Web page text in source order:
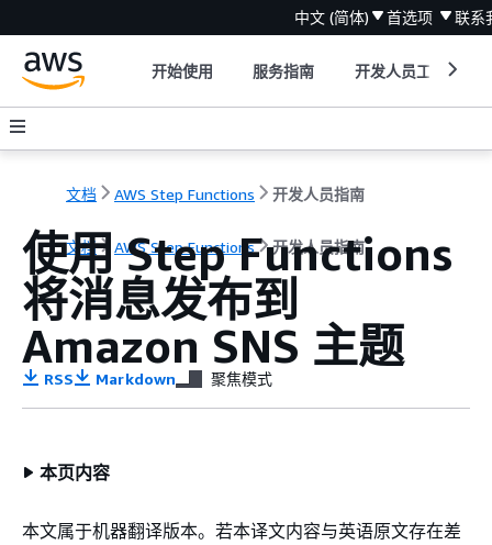
中文 (简体) 首选项 联系
开始使用 服务指南 开发人员工具
文档 AWS Step Functions 开发人员指南
文档 AWS Step Functions 开发人员指南
使用 Step Functions
将消息发布到
Amazon SNS 主题
RSS Markdown 聚焦模式
本页内容
本文属于机器翻译版本。若本译文内容与英语原文存在差